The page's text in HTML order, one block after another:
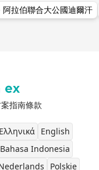
阿拉伯聯合大公國迪爾汗
指南條款
Ελληνικά
English
Bahasa Indonesia
Polskie